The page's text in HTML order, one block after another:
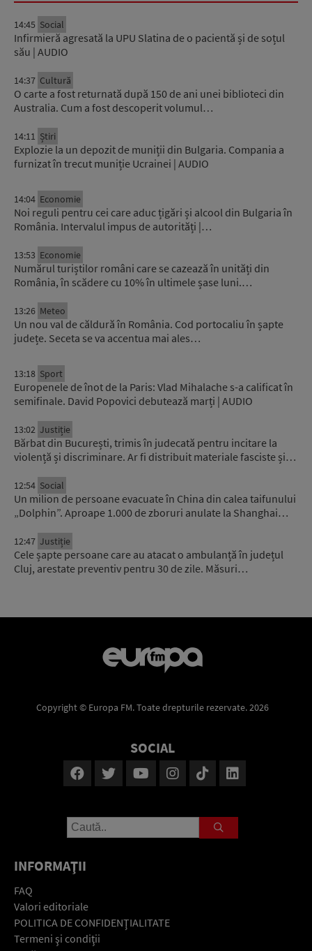
14:45 Social
Infirmieră agresată la UPU Slatina de o pacientă și de soțul
său | AUDIO
14:37 Cultură
O carte a fost returnată după 150 de ani unei biblioteci din
Australia. Cum a fost descoperit volumul…
14:11 Știri
Explozie la un depozit de muniții din Bulgaria. Compania a
furnizat în trecut muniție Ucrainei | AUDIO
14:04 Economie
Noi reguli pentru cei care aduc țigări și alcool din Bulgaria în
România. Intervalul impus de autorități |…
13:53 Economie
Numărul turiștilor români care se cazează în unități din
România, în scădere cu 10% în ultimele șase luni.…
13:26 Meteo
Un nou val de căldură în România. Cod portocaliu în șapte
județe. Seceta se va accentua mai ales…
13:18 Sport
Europenele de înot de la Paris: Vlad Mihalache s-a calificat în
semifinale. David Popovici debutează marți | AUDIO
13:02 Justiție
Bărbat din București, trimis în judecată pentru incitare la
violență și discriminare. Ar fi distribuit materiale fasciste și…
12:54 Social
Un milion de persoane evacuate în China din calea taifunului
„Dolphin”. Aproape 1.000 de zboruri anulate la Shanghai…
12:47 Justiție
Cele șapte persoane care au atacat o ambulanță în județul
Cluj, arestate preventiv pentru 30 de zile. Măsuri…
Copyright © Europa FM. Toate drepturile rezervate. 2026
SOCIAL
INFORMAŢII
FAQ
Valori editoriale
POLITICA DE CONFIDENŢIALITATE
Termeni şi condiţii